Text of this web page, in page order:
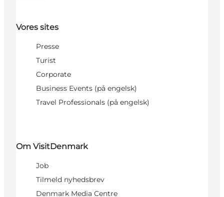
Vores sites
Presse
Turist
Corporate
Business Events (på engelsk)
Travel Professionals (på engelsk)
Om VisitDenmark
Job
Tilmeld nyhedsbrev
Denmark Media Centre